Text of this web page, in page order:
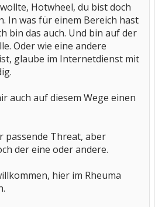
Hotwheel, du bist doch
In was für einem Bereich hast
bin das auch. Und bin auf der
Oder wie eine andere
glaube im Internetdienst mit
auch auf diesem Wege einen
passende Threat, aber
der eine oder andere.
hier im Rheuma